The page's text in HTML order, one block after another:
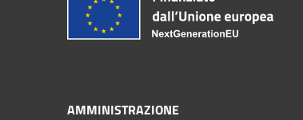
AMMINISTRAZIONE